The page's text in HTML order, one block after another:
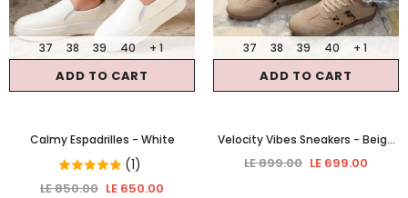
ADD TO CART
37 38 39 40 + 1
Calmy Espadrilles - White
(1)
LE 850.00 LE 650.00
ADD TO CART
37 38 39 40 + 1
Velocity Vibes Sneakers - Beige
& Tiger
LE 899.00 LE 699.00